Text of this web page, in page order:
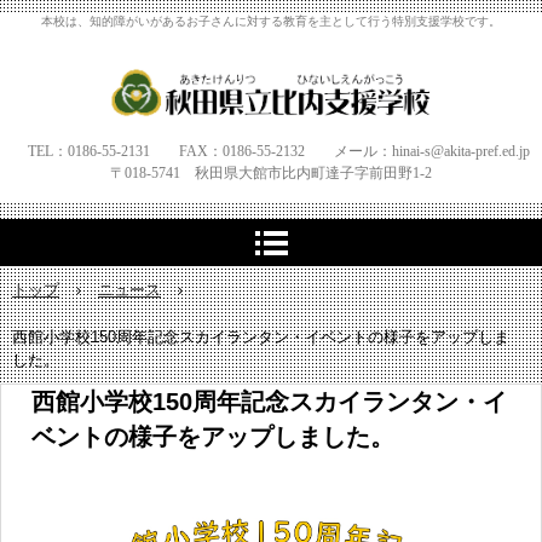
本校は、知的障がいがあるお子さんに対する教育を主として行う特別支援学校です。
TEL：0186-55-2131 FAX：0186-55-2132 メール：hinai-s@akita-pref.ed.jp
〒018-5741 秋田県大館市比内町達子字前田野1‐2
トップ › ニュース ›
西館小学校150周年記念スカイランタン・イベントの様子をアップしま
した。
西館小学校150周年記念スカイランタン・イ
ベントの様子をアップしました。